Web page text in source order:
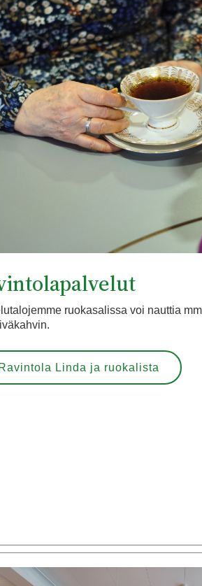
ruokasalissa voi nauttia
Ravintola Linda ja ruokalista